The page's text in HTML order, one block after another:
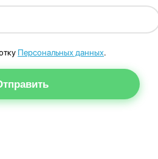
Персональных данных.